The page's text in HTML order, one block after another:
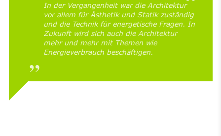
In der Vergangenheit war die Architektur
vor allem für Ästhetik und Statik zuständig
und die Technik für energetische Fragen. In
Zukunft wird sich auch die Architektur
mehr und mehr mit Themen wie
Energieverbrauch beschäftigen.